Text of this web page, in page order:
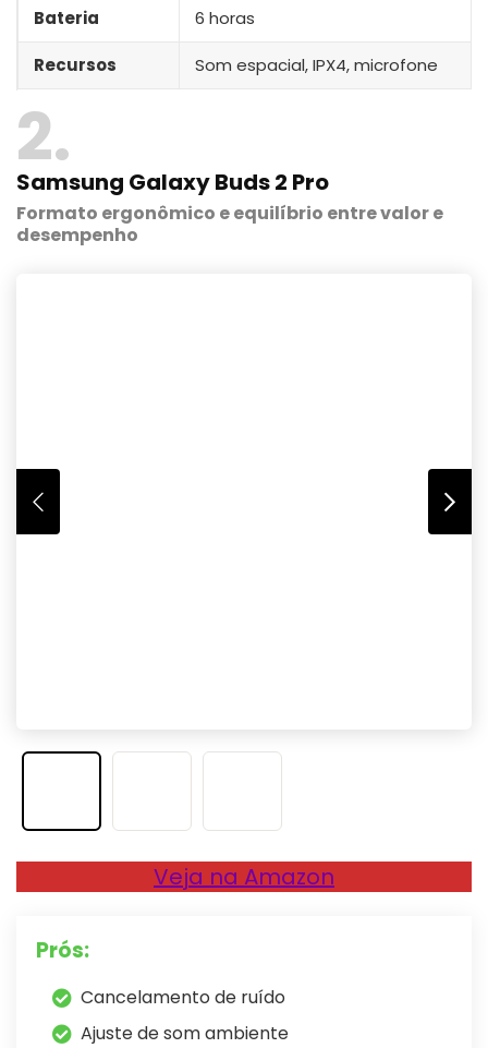
Bateria 6 horas
Recursos Som espacial, IPX4, microfone
2
Samsung Galaxy Buds 2 Pro
Formato ergonômico e equilíbrio entre valor e
desempenho
Veja na Amazon
Prós:
Cancelamento de ruído
Ajuste de som ambiente